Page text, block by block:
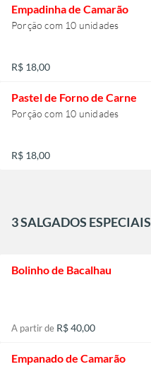
Empadinha de Camarão
Porção com 10 unidades
R$ 18,00
Pastel de Forno de Carne
Porção com 10 unidades
R$ 18,00
3 SALGADOS ESPECIAIS
Bolinho de Bacalhau
A partir de R$ 40,00
Empanado de Camarão